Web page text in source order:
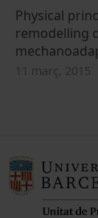
Physical
remodelling
11 març, 2015